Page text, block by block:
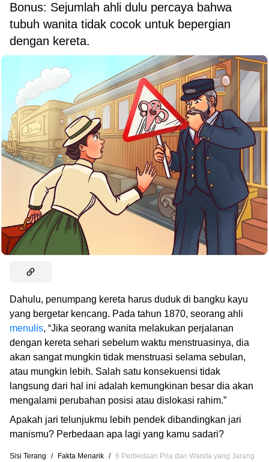
Bonus: Sejumlah ahli dulu percaya bahwa
tubuh wanita tidak cocok untuk bepergian
dengan kereta.
Dahulu, penumpang kereta harus duduk di bangku kayu
yang bergetar kencang. Pada tahun 1870, seorang ahli
menulis, “Jika seorang wanita melakukan perjalanan
dengan kereta sehari sebelum waktu menstruasinya, dia
akan sangat mungkin tidak menstruasi selama sebulan,
atau mungkin lebih. Salah satu konsekuensi tidak
langsung dari hal ini adalah kemungkinan besar dia akan
mengalami perubahan posisi atau dislokasi rahim.”
Apakah jari telunjukmu lebih pendek dibandingkan jari
manismu? Perbedaan apa lagi yang kamu sadari?
Sisi Terang / Fakta Menarik / 8 Perbedaan Pria dan Wanita yang Jarang